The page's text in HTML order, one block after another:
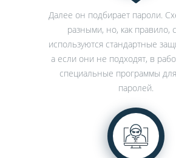
Далее он подбирает пароли.
разными, но, как правило,
используются стандартные
а если они не подходят, в
специальные программы
паролей.